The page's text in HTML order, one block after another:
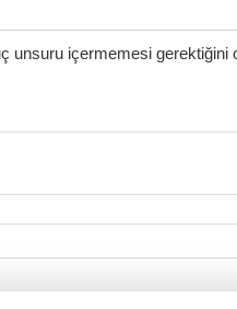
içermemesi gerektiğini